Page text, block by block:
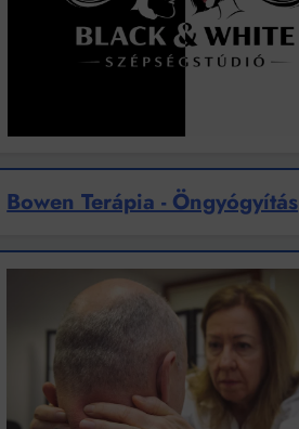
Bowen Terápia - Öngyógyítás